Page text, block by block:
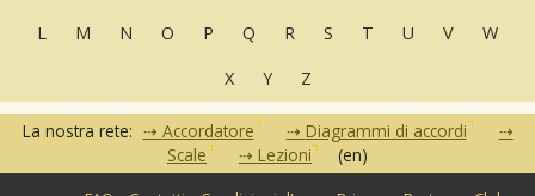
L
M N O P Q R S T U V
W
X
Y Z
La nostra rete: Accordatore
Diagrammi di accordi
Scale
Lezioni (en)